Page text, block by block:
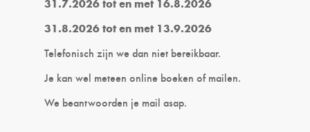
31.7.2026 tot en met 16.8.2026
31.8.2026 tot en met 13.9.2026
Telefonisch zijn we dan niet bereikbaar.
Je kan wel meteen online boeken of mailen.
We beantwoorden je mail asap.